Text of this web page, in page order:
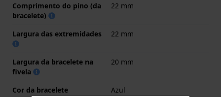
Comprimento do pino (da
bracelete)
22 mm
Largura das extremidades 22 mm
Largura da bracelete na
fivela
20 mm
Cor da bracelete Azul